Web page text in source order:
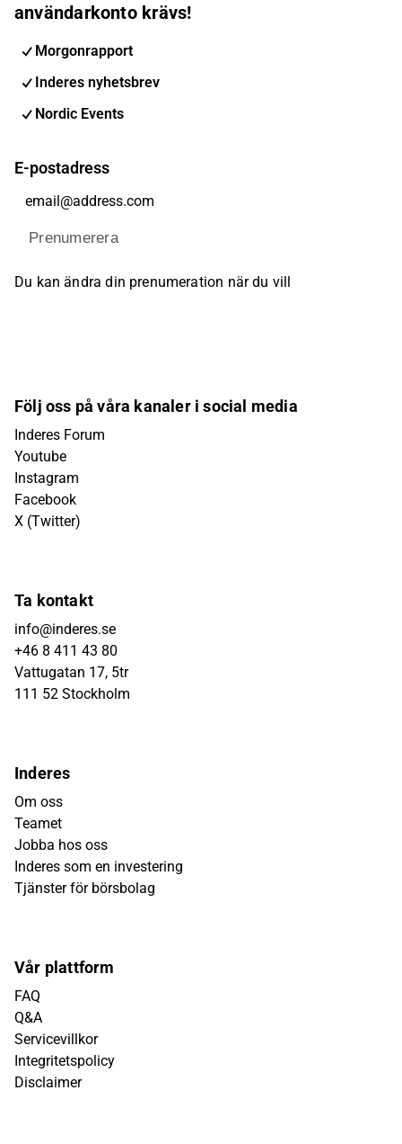
användarkonto krävs!
Morgonrapport
Inderes nyhetsbrev
Nordic Events
E-postadress
Prenumerera
Du kan ändra din prenumeration när du vill
Följ oss på våra kanaler i social media
Inderes Forum
Youtube
Instagram
Facebook
X (Twitter)
Ta kontakt
info@inderes.se
+46 8 411 43 80
Vattugatan 17, 5tr
111 52 Stockholm
Inderes
Om oss
Teamet
Jobba hos oss
Inderes som en investering
Tjänster för börsbolag
Vår plattform
FAQ
Q&A
Servicevillkor
Integritetspolicy
Disclaimer